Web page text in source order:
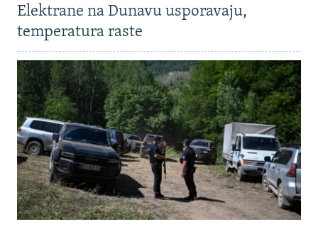
Elektrane na Dunavu usporavaju,
temperatura raste